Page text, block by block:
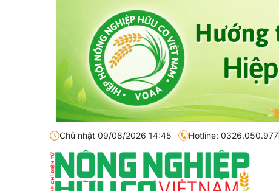
Chủ nhật 09/08/2026 14:45 Hotline: 0326.050.977